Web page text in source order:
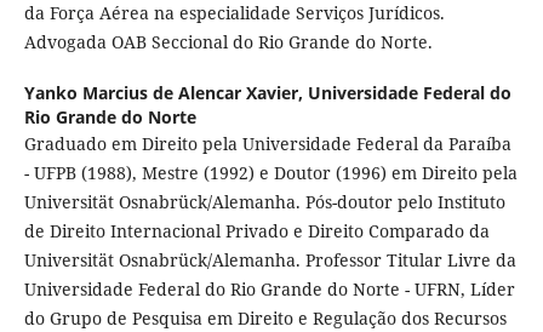
da Força Aérea na especialidade Serviços Jurídicos.
Advogada OAB Seccional do Rio Grande do Norte.
Yanko Marcius de Alencar Xavier, Universidade Federal do
Rio Grande do Norte
Graduado em Direito pela Universidade Federal da Paraíba
- UFPB (1988), Mestre (1992) e Doutor (1996) em Direito pela
Universität Osnabrück/Alemanha. Pós-doutor pelo Instituto
de Direito Internacional Privado e Direito Comparado da
Universität Osnabrück/Alemanha. Professor Titular Livre da
Universidade Federal do Rio Grande do Norte - UFRN, Líder
do Grupo de Pesquisa em Direito e Regulação dos Recursos